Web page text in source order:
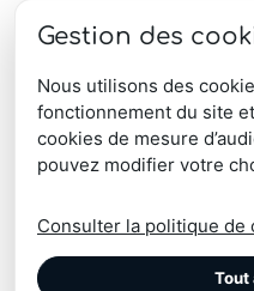
Les Dernières
Tapis en peau de
Tapis peau de vache
produits-professionnels
Gestion des
Nous utilisons des
fonctionnement du site
cookies de mesure
pouvez modifier votre
Consulter la politique de
Tout